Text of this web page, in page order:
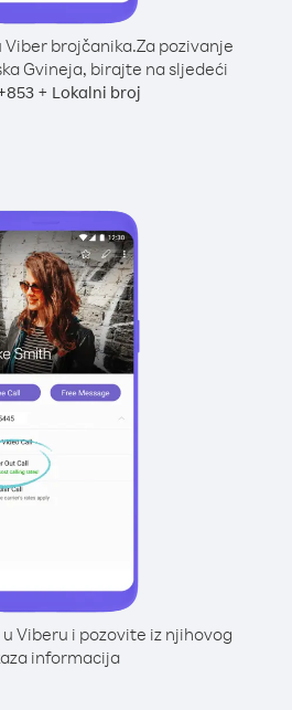
brojčanika.Za pozivanje
Gvineja, birajte na sljedeći
853 + Lokalni broj
Viberu i pozovite iz njihovog
informacija